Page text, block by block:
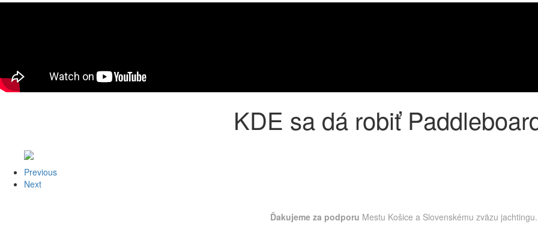
KDE sa dá robiť
Previous
Next
Ďakujeme za podporu Mestu Košice a Slovenskému zväzu jachtingu.